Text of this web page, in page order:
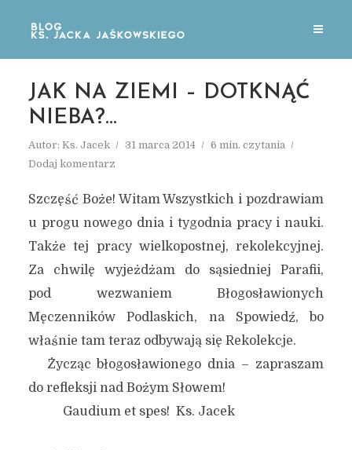
JAK NA ZIEMI – DOTKNĄĆ
NIEBA?…
Autor: Ks. Jacek 31 marca 2014
6 min. czytania
Dodaj komentarz
Szczęść Boże! Witam Wszystkich i pozdrawiam
u progu nowego dnia i tygodnia pracy i nauki.
Także tej pracy wielkopostnej, rekolekcyjnej.
Za chwilę wyjeżdżam do sąsiedniej Parafii,
pod wezwaniem Błogosławionych
Męczenników Podlaskich, na Spowiedź, bo
właśnie tam teraz odbywają się Rekolekcje.
Życząc błogosławionego dnia – zapraszam
do refleksji nad Bożym Słowem!
Gaudium et spes! Ks. Jacek